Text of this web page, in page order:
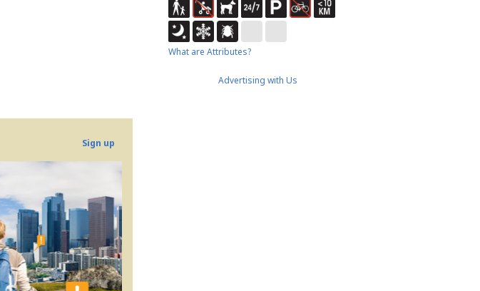
Sign up
What are Attributes?
Advertising with Us